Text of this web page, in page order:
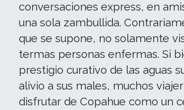
conversaciones express, en
una sola zambullida.
que se supone, no solamente
termas personas enfermas. Si
prestigio curativo de las aguas
alivio a sus males, muchos
disfrutar de Copahue como un